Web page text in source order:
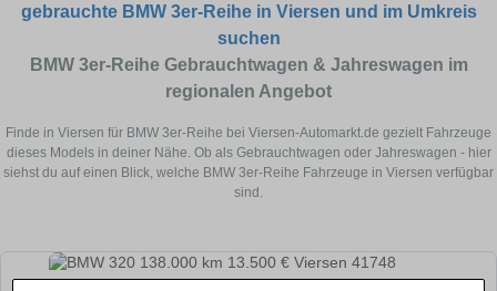
gebrauchte BMW 3er-Reihe in Viersen und im Umkreis
suchen
BMW 3er-Reihe Gebrauchtwagen & Jahreswagen im
regionalen Angebot
Finde in Viersen für BMW 3er-Reihe bei Viersen-Automarkt.de gezielt Fahrzeuge
dieses Models in deiner Nähe. Ob als Gebrauchtwagen oder Jahreswagen - hier
siehst du auf einen Blick, welche BMW 3er-Reihe Fahrzeuge in Viersen verfügbar
sind.